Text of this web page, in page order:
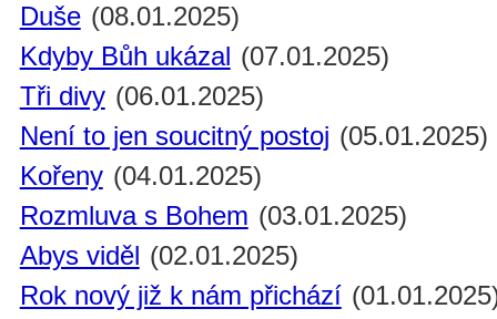
Duše (08.01.2025)
Kdyby Bůh ukázal (07.01.2025)
Tři divy (06.01.2025)
Není to jen soucitný postoj (05.01.2025)
Kořeny (04.01.2025)
Rozmluva s Bohem (03.01.2025)
Abys viděl (02.01.2025)
Rok nový již k nám přichází